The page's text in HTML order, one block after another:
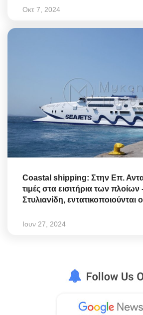
Οκτ 7, 2024
Coastal shipping: Στην Επ.
τιμές στα εισιτήρια των
Στυλιανίδη, εντατικοποιούνται
Ιουν 27, 2024